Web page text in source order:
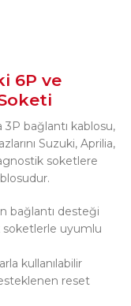
6P ve
bağlantı kablosu,
Suzuki, Aprilia,
soketlere
bağlantı desteği
soketlerle uyumlu
kullanılabilir
reset